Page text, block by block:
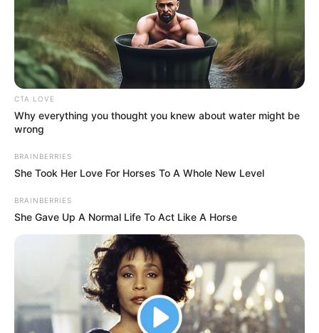
Κυβέρνηση των «ψεκασμένων» με ψέματα
Τρίτη, 6 Σεπτεμβρίου 2022, 0:29
Κυβέρνηση των «ψεκασμένων» με ψέματα...
CTA LOVE
Why everything you thought you knew about water might be
wrong
BRAINBERRIES
She Took Her Love For Horses To A Whole New Level
BRAINBERRIES
She Gave Up A Normal Life To Act Like A Horse